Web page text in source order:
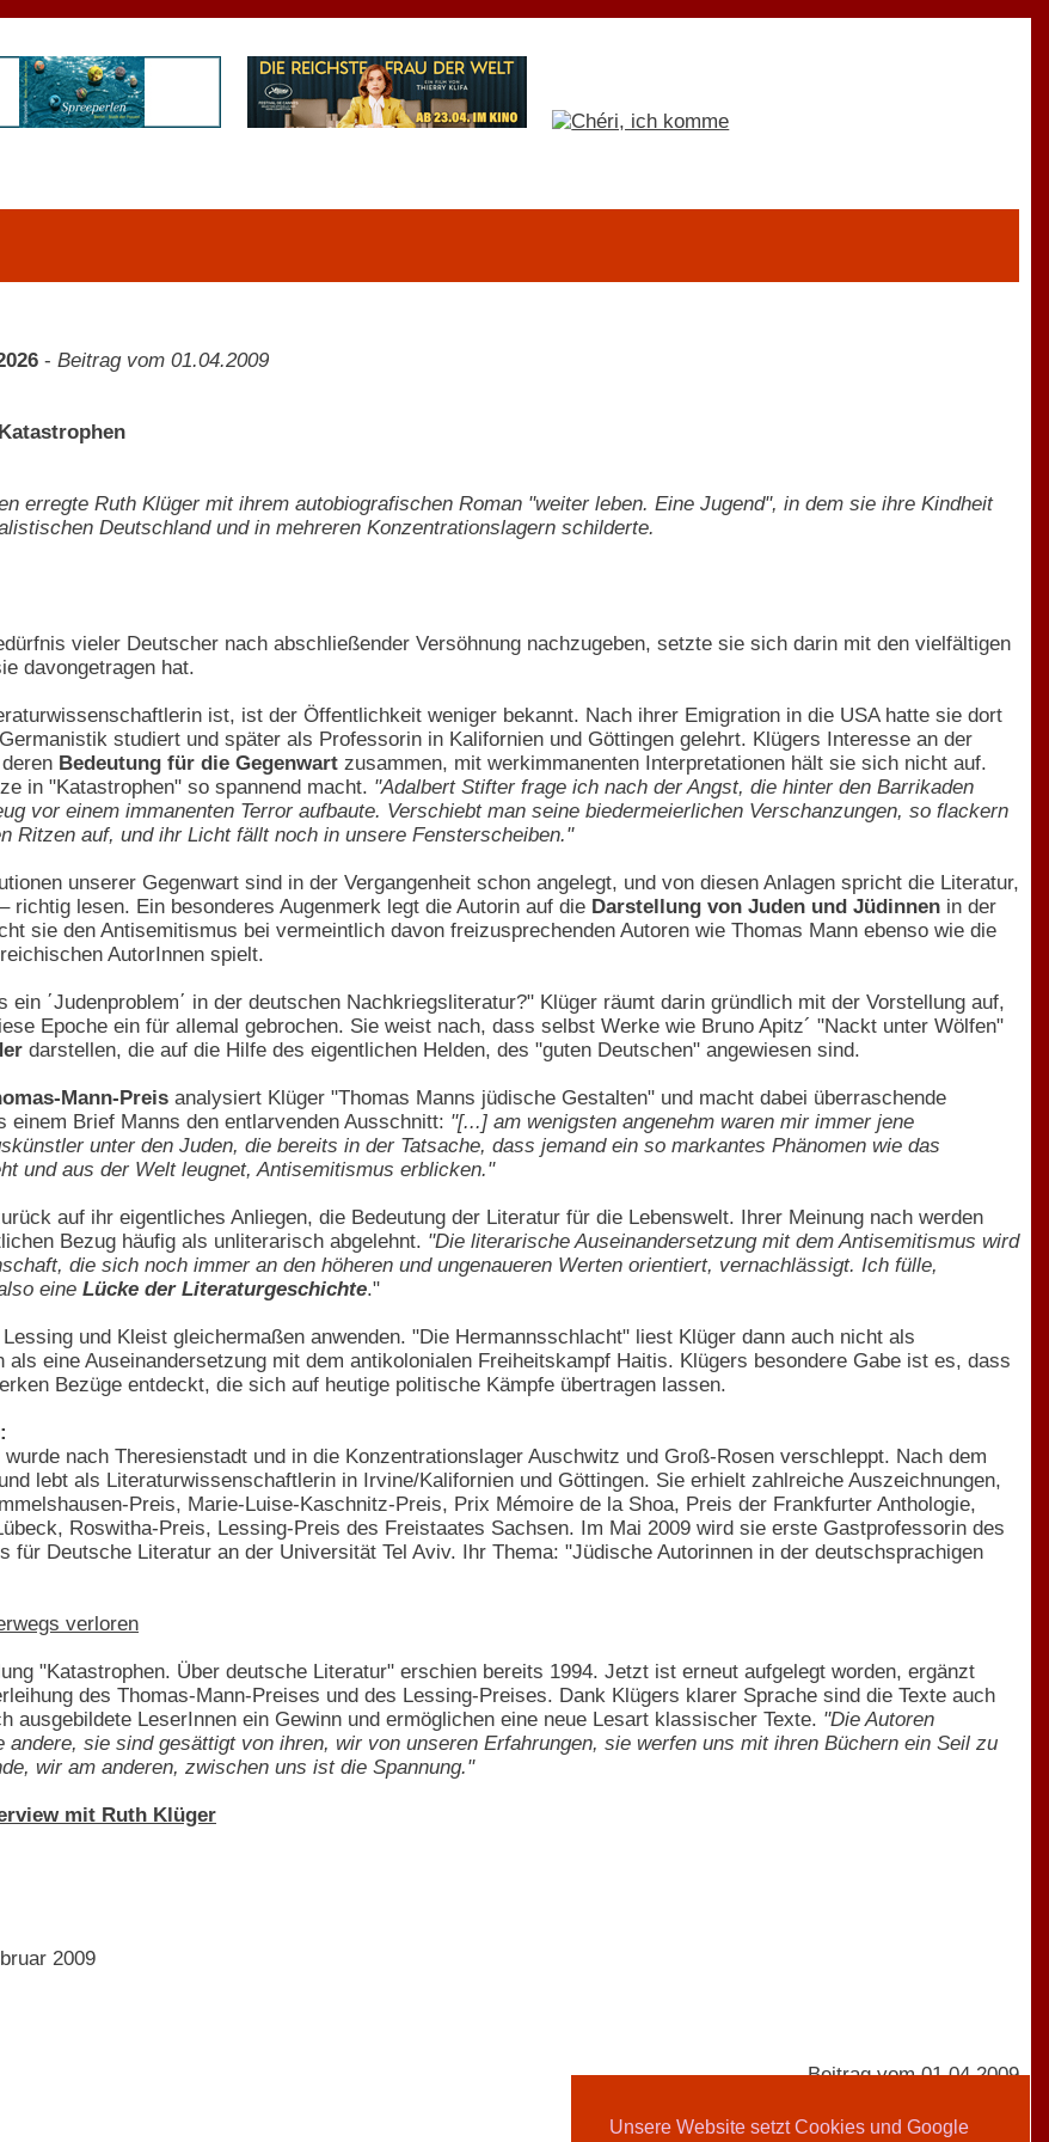
Unsere Website setzt Cookies und Google
- Beitrag vom 01.04.2009
erregte Ruth Klüger mit ihrem autobiografischen Roman "weiter leben. Eine Jugend", in dem sie ihre Kindheit
Deutschland und in mehreren Konzentrationslagern schilderte.
vieler Deutscher nach abschließender Versöhnung nachzugeben, setzte sie sich darin mit den vielfältigen
davongetragen hat.
ist, ist der Öffentlichkeit weniger bekannt. Nach ihrer Emigration in die USA hatte sie dort
studiert und später als Professorin in Kalifornien und Göttingen gelehrt. Klügers Interesse an der
Bedeutung für die Gegenwart zusammen, mit werkimmanenten Interpretationen hält sie sich nicht auf.
in "Katastrophen" so spannend macht. "Adalbert Stifter frage ich nach der Angst, die hinter den Barrikaden
vor einem immanenten Terror aufbaute. Verschiebt man seine biedermeierlichen Verschanzungen, so flackern
Ritzen auf, und ihr Licht fällt noch in unsere Fensterscheiben."
unserer Gegenwart sind in der Vergangenheit schon angelegt, und von diesen Anlagen spricht die Literatur,
richtig lesen. Ein besonderes Augenmerk legt die Autorin auf die Darstellung von Juden und Jüdinnen in der
sie den Antisemitismus bei vermeintlich davon freizusprechenden Autoren wie Thomas Mann ebenso wie die
AutorInnen spielt.
ein ΄Judenproblem΄ in der deutschen Nachkriegsliteratur?" Klüger räumt darin gründlich mit der Vorstellung auf,
Epoche ein für allemal gebrochen. Sie weist nach, dass selbst Werke wie Bruno Apitz´ "Nackt unter Wölfen"
darstellen, die auf die Hilfe des eigentlichen Helden, des "guten Deutschen" angewiesen sind.
Mann-Preis analysiert Klüger "Thomas Manns jüdische Gestalten" und macht dabei überraschende
einem Brief Manns den entlarvenden Ausschnitt: "[...] am wenigsten angenehm waren mir immer jene
unter den Juden, die bereits in der Tatsache, dass jemand ein so markantes Phänomen wie das
und aus der Welt leugnet, Antisemitismus erblicken."
auf ihr eigentliches Anliegen, die Bedeutung der Literatur für die Lebenswelt. Ihrer Meinung nach werden
Bezug häufig als unliterarisch abgelehnt. "Die literarische Auseinandersetzung mit dem Antisemitismus wird
die sich noch immer an den höheren und ungenaueren Werten orientiert, vernachlässigt. Ich fülle,
eine Lücke der Literaturgeschichte."
und Kleist gleichermaßen anwenden. "Die Hermannsschlacht" liest Klüger dann auch nicht als
eine Auseinandersetzung mit dem antikolonialen Freiheitskampf Haitis. Klügers besondere Gabe ist es, dass
Bezüge entdeckt, die sich auf heutige politische Kämpfe übertragen lassen.
nach Theresienstadt und in die Konzentrationslager Auschwitz und Groß-Rosen verschleppt. Nach dem
lebt als Literaturwissenschaftlerin in Irvine/Kalifornien und Göttingen. Sie erhielt zahlreiche Auszeichnungen,
Preis, Marie-Luise-Kaschnitz-Preis, Prix Mémoire de la Shoa, Preis der Frankfurter Anthologie,
Roswitha-Preis, Lessing-Preis des Freistaates Sachsen. Im Mai 2009 wird sie erste Gastprofessorin des
für Deutsche Literatur an der Universität Tel Aviv. Ihr Thema: "Jüdische Autorinnen in der deutschsprachigen
verloren
"Katastrophen. Über deutsche Literatur" erschien bereits 1994. Jetzt ist erneut aufgelegt worden, ergänzt
des Thomas-Mann-Preises und des Lessing-Preises. Dank Klügers klarer Sprache sind die Texte auch
ausgebildete LeserInnen ein Gewinn und ermöglichen eine neue Lesart klassischer Texte. "Die Autoren
andere, sie sind gesättigt von ihren, wir von unseren Erfahrungen, sie werfen uns mit ihren Büchern ein Seil zu
wir am anderen, zwischen uns ist die Spannung."
mit Ruth Klüger
2009
Beitrag vom 01.04.2009